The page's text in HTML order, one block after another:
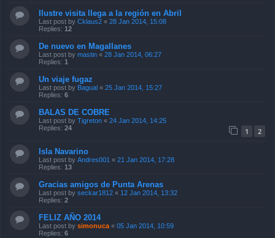
Ilustre visita llega a la región en Abril
Last post by Cklaus2 « 28 Jan 2014, 15:08
Replies: 12
De nuevo en Magallanes
Last post by mastin « 28 Jan 2014, 06:27
Replies: 1
Un viaje fugaz
Last post by Bagual « 25 Jan 2014, 15:27
Replies: 6
BALAS DE COBRE
Last post by Tigreton « 24 Jan 2014, 14:25
Replies: 24 1 2
Isla Navarino
Last post by Andres001 « 21 Jan 2014, 17:28
Replies: 13
Gracias amigos de Punta Arenas
Last post by seckar1812 « 12 Jan 2014, 13:32
Replies: 2
FELIZ AÑO 2014
Last post by simonuca « 05 Jan 2014, 10:59
Replies: 6